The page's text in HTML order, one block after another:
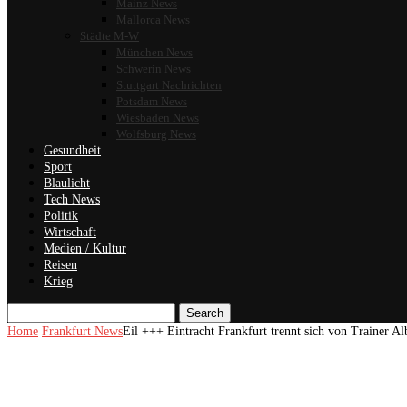
Mainz News
Mallorca News
Städte M-W
München News
Schwerin News
Stuttgart Nachrichten
Potsdam News
Wiesbaden News
Wolfsburg News
Gesundheit
Sport
Blaulicht
Tech News
Politik
Wirtschaft
Medien / Kultur
Reisen
Krieg
Search
Home Frankfurt NewsEil +++ Eintracht Frankfurt trennt sich von Trainer